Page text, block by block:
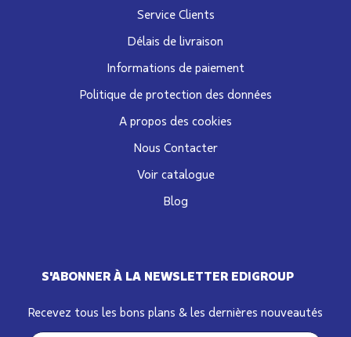
S'ABONNER À LA NEWSLETTER EDIGROUP
Recevez tous les bons plans & les dernières nouveautés
Service Clients
Délais de livraison
Informations de paiement
Politique de protection des données
A propos des cookies
Nous Contacter
Voir catalogue
Blog